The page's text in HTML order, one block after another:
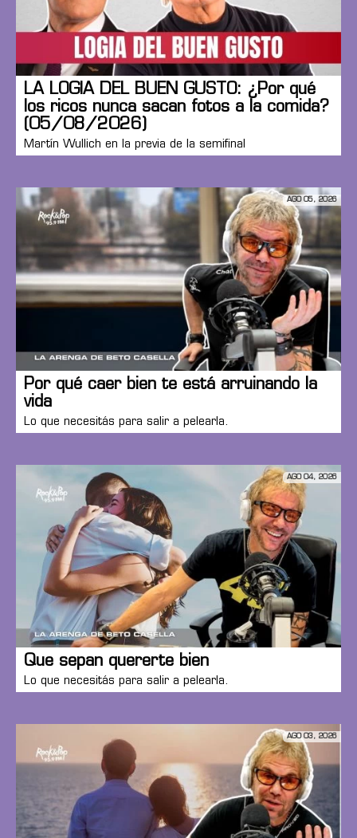
LA LOGIA DEL BUEN GUSTO: ¿Por qué
los ricos nunca sacan fotos a la comida?
(05/08/2026)
Martín Wullich en la previa de la semifinal
AGO 05, 2026
Por qué caer bien te está arruinando la
vida
Lo que necesitás para salir a pelearla.
AGO 04, 2026
Que sepan quererte bien
Lo que necesitás para salir a pelearla.
AGO 03, 2026